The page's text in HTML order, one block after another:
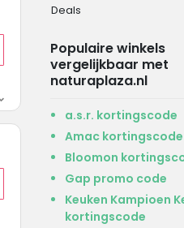
Deals
Populaire winkels
vergelijkbaar met
naturaplaza.nl
a.s.r. kortingscode
Amac kortingscode
Bloomon
Gap promo code
Keuken Kampioen
kortingscode